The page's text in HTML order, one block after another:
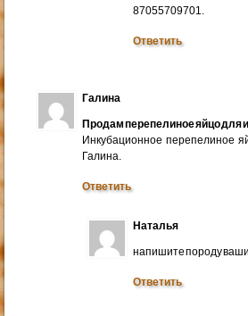
87055709701.
Ответить
Галина
Продам перепелиное яйцо для
Инкубационное перепелиное
Галина.
Ответить
Наталья
напишите породу
Ответить